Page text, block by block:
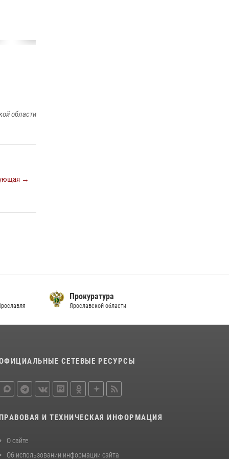
области
→
Прокуратура
Ярославской области
СЕТЕВЫЕ РЕСУРСЫ
ПРАВОВАЯ И ТЕХНИЧЕСКАЯ ИНФОРМАЦИЯ
О сайте
Об использовании информации сайта